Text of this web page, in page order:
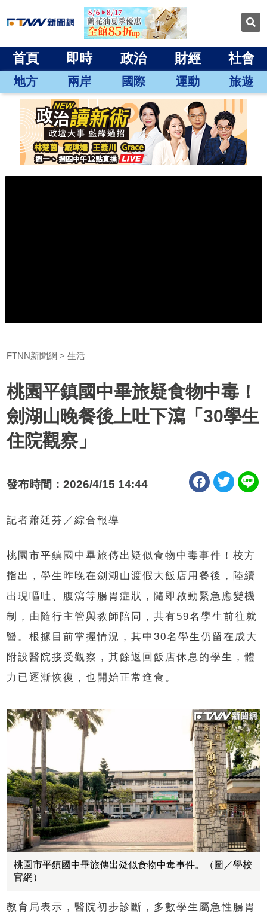
首頁 即時 政治 財經 社會
地方 兩岸 國際 運動 旅遊
FTNN新聞網 生活
桃園平鎮國中畢旅疑食物中毒！
劍湖山晚餐後上吐下瀉「30學生
住院觀察」
發布時間：2026/4/15 14:44
記者蕭廷芬／綜合報導
桃園市平鎮國中畢旅傳出疑似食物中毒事件！校方
指出，學生昨晚在劍湖山渡假大飯店用餐後，陸續
出現嘔吐、腹瀉等腸胃症狀，隨即啟動緊急應變機
制，由隨行主管與教師陪同，共有59名學生前往就
醫。根據目前掌握情況，其中30名學生仍留在成大
附設醫院接受觀察，其餘返回飯店休息的學生，體
力已逐漸恢復，也開始正常進食。
桃園市平鎮國中畢旅傳出疑似食物中毒事件。（圖／學校
官網）
教育局表示，醫院初步診斷，多數學生屬急性腸胃